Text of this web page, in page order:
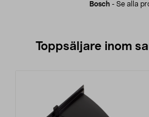
Bosch - Se alla
Toppsäljare inom